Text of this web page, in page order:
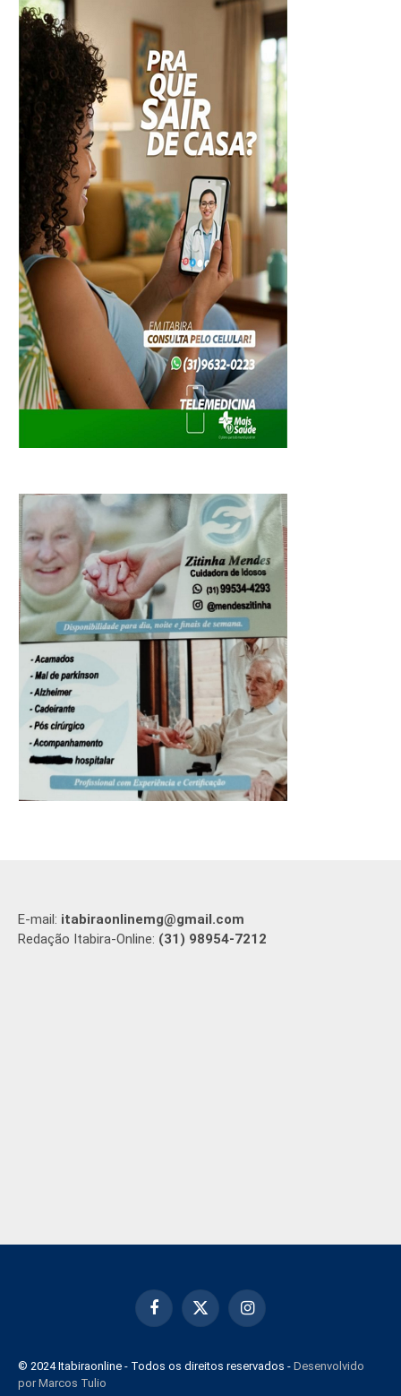
E-mail: itabiraonlinemg@gmail.com
Redação Itabira-Online: (31) 98954-7212
Facebook
X
Instagram
© 2024 Itabiraonline - Todos os direitos reservados - Desenvolvido
por Marcos Tulio